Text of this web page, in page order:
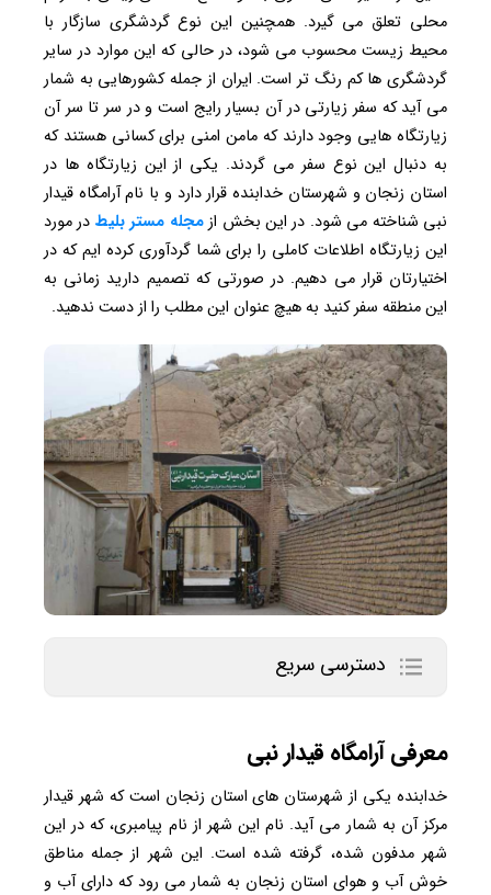
محلی تعلق می گیرد. همچنین این نوع گردشگری سازگار با
محیط زیست محسوب می شود، در حالی که این موارد در سایر
گردشگری ها کم رنگ تر است. ایران از جمله کشورهایی به شمار
می آید که سفر زیارتی در آن بسیار رایج است و در سر تا سر آن
زیارتگاه هایی وجود دارند که مامن امنی برای کسانی هستند که
به دنبال این نوع سفر می گردند. یکی از این زیارتگاه ها در
استان زنجان و شهرستان خدابنده قرار دارد و با نام آرامگاه قیدار
نبی شناخته می شود. در این بخش ازمجله مستر بلیط در مورد
این زیارتگاه اطلاعات کاملی را برای شما گردآوری کرده ایم که در
اختیارتان قرار می دهیم. در صورتی که تصمیم دارید زمانی به
این منطقه سفر کنید به هیچ عنوان این مطلب را از دست ندهید.
دسترسی سریع
معرفی آرامگاه قیدار نبی
خدابنده یکی از شهرستان های استان زنجان است که شهر قیدار
مرکز آن به شمار می آید. نام این شهر از نام پیامبری، که در این
شهر مدفون شده، گرفته شده است. این شهر از جمله مناطق
خوش آب و هوای استان زنجان به شمار می رود که دارای آب و